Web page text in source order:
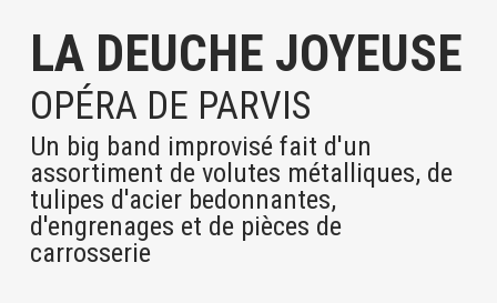
LA DEUCHE JOYEUSE
OPÉRA DE PARVIS
Un big band improvisé fait d'un
assortiment de volutes métalliques, de
tulipes d'acier bedonnantes,
d'engrenages et de pièces de
carrosserie